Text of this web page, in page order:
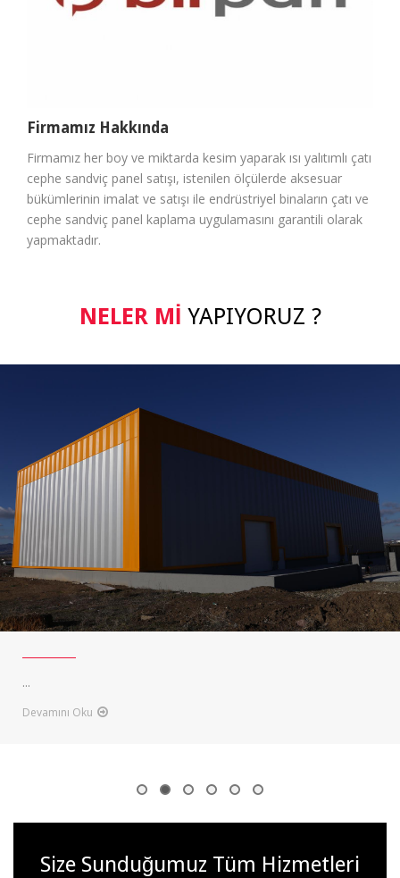
Firmamız Hakkında
Firmamız her boy ve miktarda kesim yaparak ısı yalıtımlı çatı
cephe sandviç panel satışı, istenilen ölçülerde aksesuar
bükümlerinin imalat ve satışı ile endrüstriyel binaların çatı ve
cephe sandviç panel kaplama uygulamasını garantili olarak
yapmaktadır.
NELER MI YAPIYORUZ ?
...
Devamını Oku
Size Sunduğumuz Tüm Hizmetleri